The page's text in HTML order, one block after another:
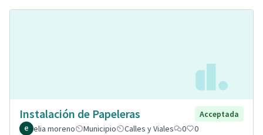
Instalación de Papeleras
Acceptada
elia moreno
Municipio Calles y Viales 0 0